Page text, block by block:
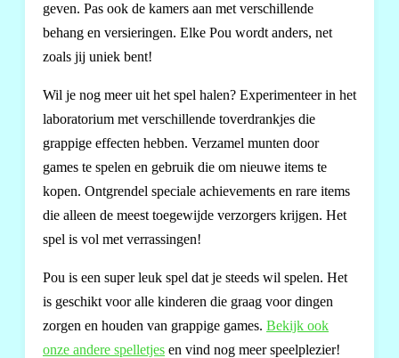
geven. Pas ook de kamers aan met verschillende
behang en versieringen. Elke Pou wordt anders, net
zoals jij uniek bent!
Wil je nog meer uit het spel halen? Experimenteer in het
laboratorium met verschillende toverdrankjes die
grappige effecten hebben. Verzamel munten door
games te spelen en gebruik die om nieuwe items te
kopen. Ontgrendel speciale achievements en rare items
die alleen de meest toegewijde verzorgers krijgen. Het
spel is vol met verrassingen!
Pou is een super leuk spel dat je steeds wil spelen. Het
is geschikt voor alle kinderen die graag voor dingen
zorgen en houden van grappige games. Bekijk ook
onze andere spelletjes en vind nog meer speelplezier!